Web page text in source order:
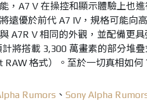
，A7 V 在操控和顯示體驗上也
遠優於前代 A7 IV，規格可能向
A7R V 相同的外觀，並配備更
計將搭載 3,300 萬畫素的部分堆
RAW 格式）。至於一切真相如何
Rumors 、 Sony Alpha